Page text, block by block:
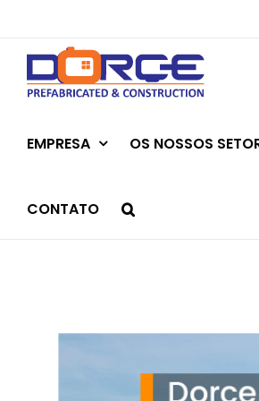
to
content
EMPRESA OS NOSSOS
CONTATO